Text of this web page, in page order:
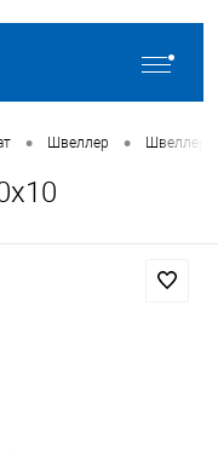
• Швеллер • Швеллер